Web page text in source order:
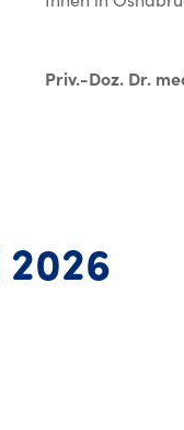
Priv.-Doz. Dr.
2026